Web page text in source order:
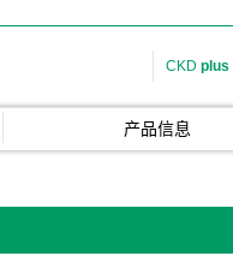
CKD plus
产品信息